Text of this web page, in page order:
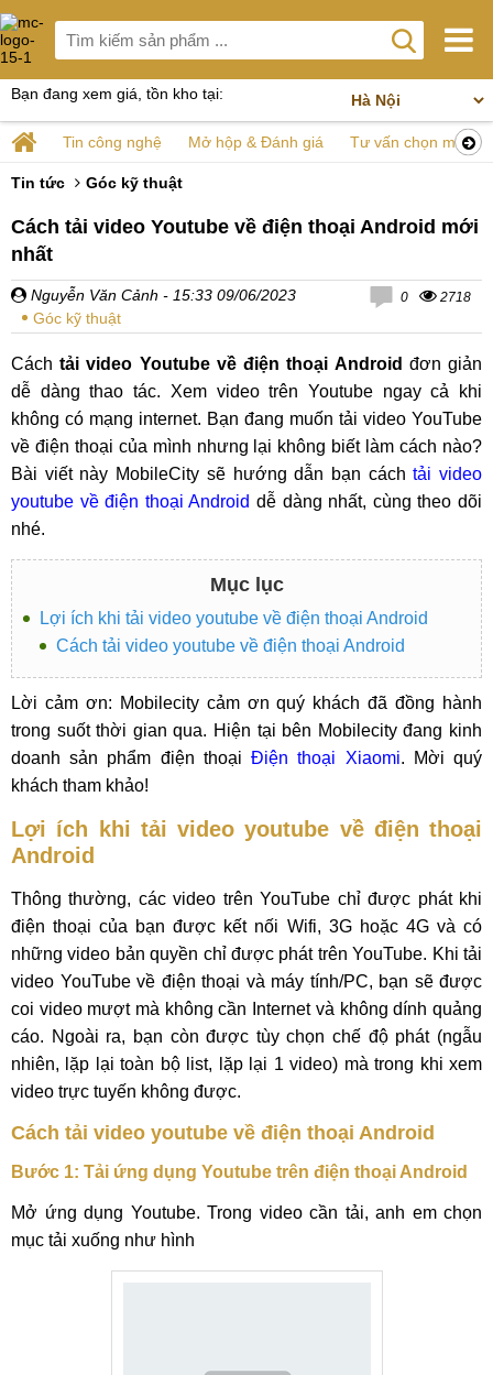
Bạn đang xem giá, tồn kho tại:
Tin công nghệ Mở hộp & Đánh giá Tư vấn chọn mua
Tin tức Góc kỹ thuật
Cách tải video Youtube về điện thoại Android mới
nhất
Nguyễn Văn Cảnh - 15:33 09/06/2023
Góc kỹ thuật
0 2718
Cách tải video Youtube về điện thoại Android đơn giản
dễ dàng thao tác. Xem video trên Youtube ngay cả khi
không có mạng internet. Bạn đang muốn tải video YouTube
về điện thoại của mình nhưng lại không biết làm cách nào?
Bài viết này MobileCity sẽ hướng dẫn bạn cáchtải video
youtube về điện thoại Android dễ dàng nhất, cùng theo dõi
nhé.
Mục lục
Lợi ích khi tải video youtube về điện thoại Android
Cách tải video youtube về điện thoại Android
Lời cảm ơn: Mobilecity cảm ơn quý khách đã đồng hành
trong suốt thời gian qua. Hiện tại bên Mobilecity đang kinh
doanh sản phẩm điện thoạiĐiện thoại Xiaomi. Mời quý
khách tham khảo!
Lợi ích khi tải video youtube về điện thoại
Android
Thông thường, các video trên YouTube chỉ được phát khi
điện thoại của bạn được kết nối Wifi, 3G hoặc 4G và có
những video bản quyền chỉ được phát trên YouTube. Khi tải
video YouTube về điện thoại và máy tính/PC, bạn sẽ được
coi video mượt mà không cần Internet và không dính quảng
cáo. Ngoài ra, bạn còn được tùy chọn chế độ phát (ngẫu
nhiên, lặp lại toàn bộ list, lặp lại 1 video) mà trong khi xem
video trực tuyến không được.
Cách tải video youtube về điện thoại Android
Bước 1: Tải ứng dụng Youtube trên điện thoại Android
Mở ứng dụng Youtube. Trong video cần tải, anh em chọn
mục tải xuống như hình